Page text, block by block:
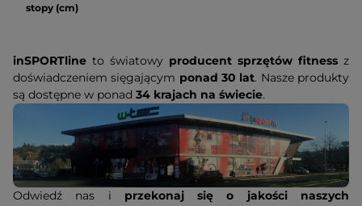
stopy (cm)
inSPORTline to światowy producent sprzętów fitness z
doświadczeniem sięgającym ponad 30 lat. Nasze produkty
są dostępne w ponad 34 krajach na świecie.
Odwiedź nas i przekonaj się o jakości naszych